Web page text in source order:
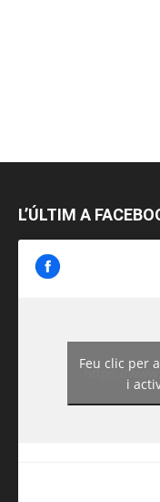
L’ÚLTIM A
https://
Feu clic per
i